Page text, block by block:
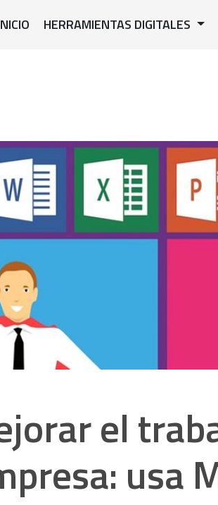
HERRAMIENTAS DIGITALES
el
usa